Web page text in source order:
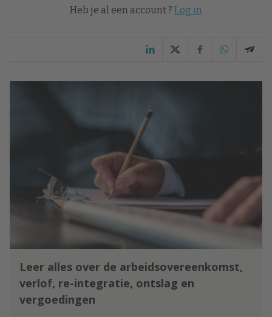
Heb je al een account ? Log in
Leer alles over de arbeidsovereenkomst,
verlof, re-integratie, ontslag en
vergoedingen